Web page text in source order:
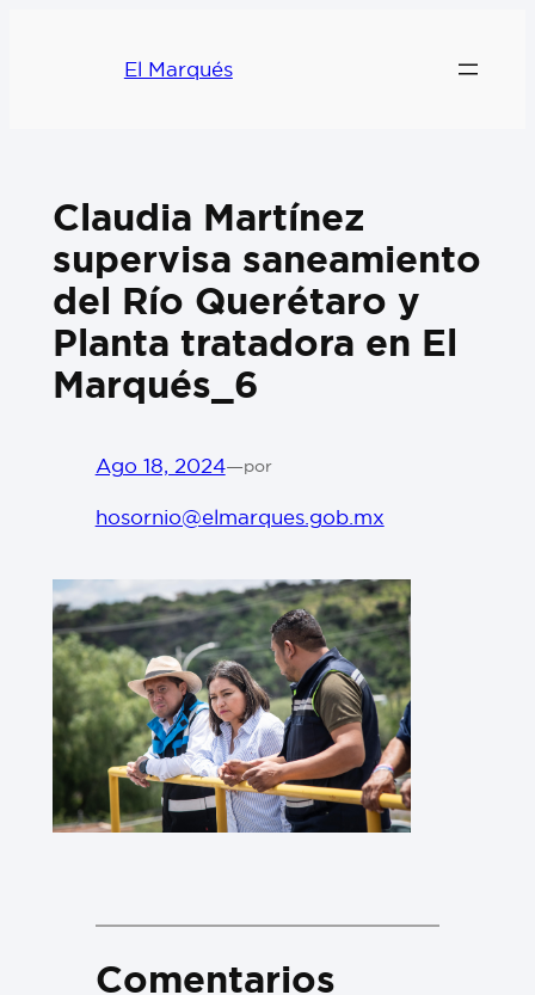
El Marqués
Claudia Martínez
supervisa saneamiento
del Río Querétaro y
Planta tratadora en El
Marqués_6
Ago 18, 2024—por
hosornio@elmarques.gob.mx
Comentarios